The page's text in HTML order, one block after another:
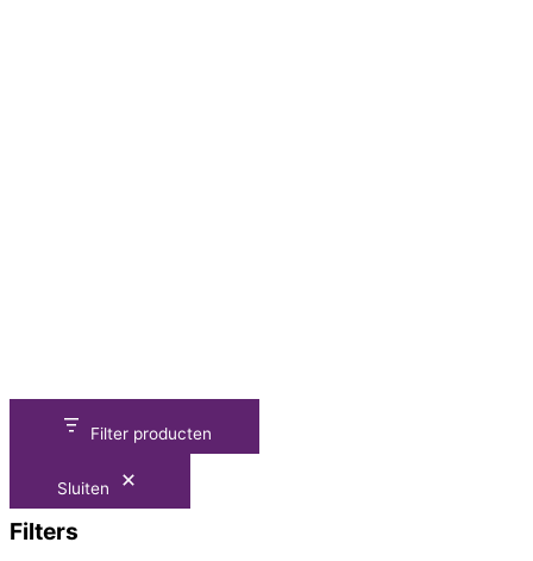
Filter producten
Sluiten
Filters